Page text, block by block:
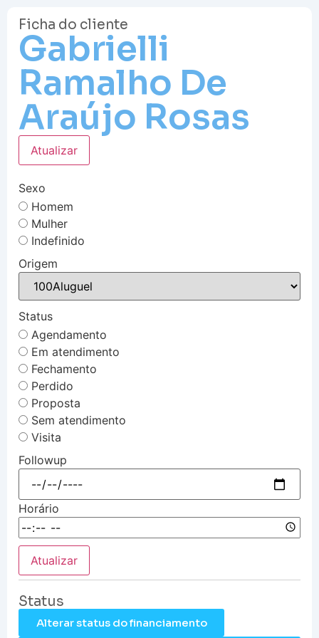
Ficha do cliente
Gabrielli
Ramalho De
Araújo Rosas
Atualizar
Sexo
Homem
Mulher
Indefinido
Origem
Status
Agendamento
Em atendimento
Fechamento
Perdido
Proposta
Sem atendimento
Visita
Followup
Horário
Atualizar
Status
Alterar status do financiamento